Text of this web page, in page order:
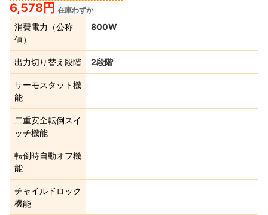
6,578円 在庫わずか
消費電力（公称
値）
800W
出力切り替え段階 2段階
サーモスタット機
能
二重安全転倒スイ
ッチ機能
転倒時自動オフ機
能
チャイルドロック
機能